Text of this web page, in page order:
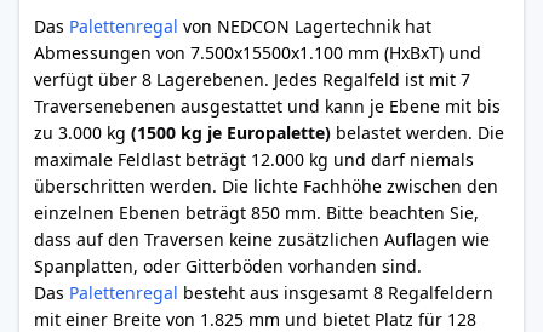
Das Palettenregal von NEDCON Lagertechnik hat
Abmessungen von 7.500x15500x1.100 mm (HxBxT) und
verfügt über 8 Lagerebenen. Jedes Regalfeld ist mit 7
Traversenebenen ausgestattet und kann je Ebene mit bis
zu 3.000 kg (1500 kg je Europalette) belastet werden. Die
maximale Feldlast beträgt 12.000 kg und darf niemals
überschritten werden. Die lichte Fachhöhe zwischen den
einzelnen Ebenen beträgt 850 mm. Bitte beachten Sie,
dass auf den Traversen keine zusätzlichen Auflagen wie
Spanplatten, oder Gitterböden vorhanden sind.
Das Palettenregal besteht aus insgesamt 8 Regalfeldern
mit einer Breite von 1.825 mm und bietet Platz für 128